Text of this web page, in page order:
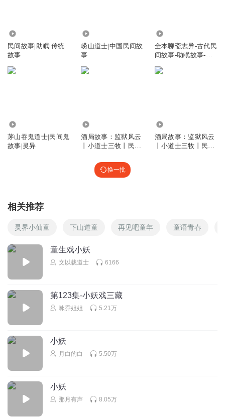
民间故事|助眠|传统
故事
崂山道士|中国民间故
事
全本聊斋志异-古代民
间故事-助眠故事-民
茅山吞鬼道士|民间鬼
故事|灵异
酒局故事：监狱风云
丨小道士三牧丨民间
酒局故事：监狱风云
丨小道士三牧丨民间
换一批
相关推荐
灵界小仙童 下山道童 再见吧童年 童语青春
童生戏小妖
文以载道士 6166
第123集-小妖戏三藏
咏乔姐姐 5.21万
小妖
月白的白 5.50万
小妖
那月有声 8.05万